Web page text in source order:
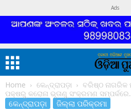
Ads
Home କେନ୍ଦ୍ରାପଡ଼ା
ବରିଷ୍ଠ ନାଗରିକ
ପକ୍ଷରୁ କରୋନା ଭୂତାଣୁ ସଂକ୍ରମଣ
କେନ୍ଦ୍ରାପଡ଼ା ଜିଲ୍ଲା ପରିକ୍ରମା